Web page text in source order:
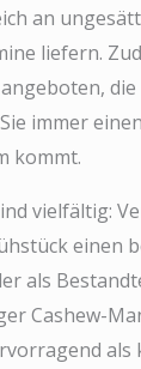
an
liefern.
immer
kommt.
vielfältig:
einen
als
Cashew-